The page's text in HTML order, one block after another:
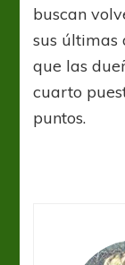
buscan
sus últimas
que las
cuarto
puntos.